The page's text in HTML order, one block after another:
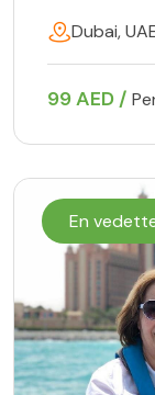
Dubai,
99 AED /
En